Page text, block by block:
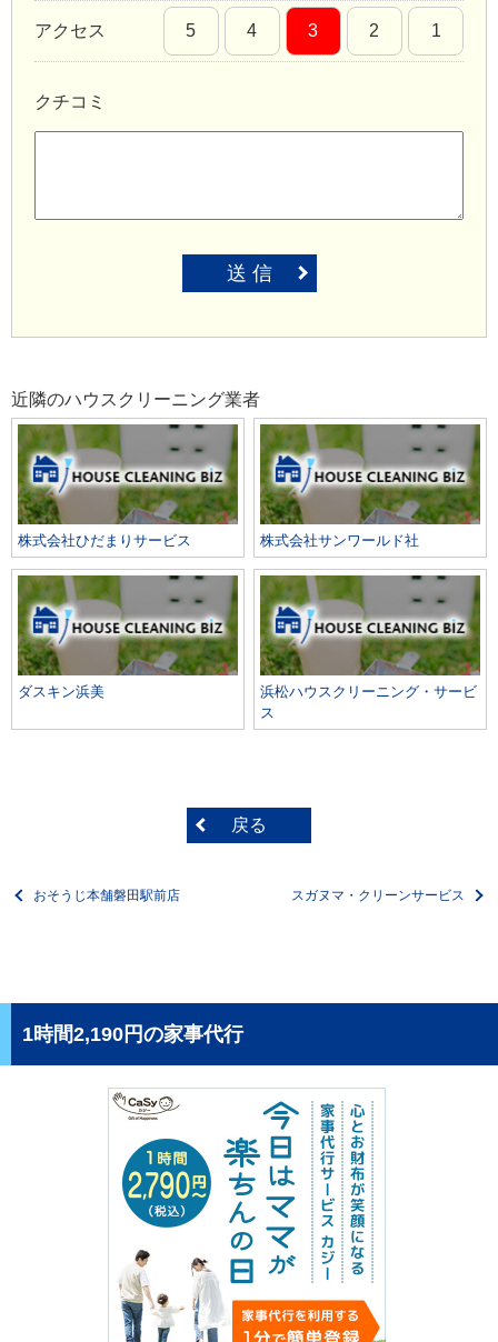
アクセス 5 4 3 2 1
クチコミ
送 信
近隣のハウスクリーニング業者
株式会社ひだまりサービス 株式会社サンワールド社
ダスキン浜美
浜松ハウスクリーニング・サービ
ス
戻る
おそうじ本舗磐田駅前店 スガヌマ・クリーンサービス
1時間2,190円の家事代行